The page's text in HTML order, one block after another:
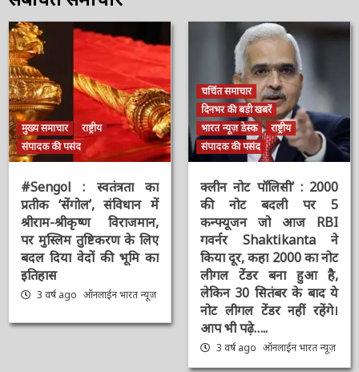
संबंधित समाचार
मुख्य समाचार
राष्ट्रीय
संपादक की पसंद
#Sengol : स्वतंत्रता का
प्रतीक ‘सेंगोल’, संविधान में
श्रीराम-श्रीकृष्ण विराजमान,
पर मुस्लिम तुष्टिकरण के
का इतिहास
चर्चित समाचार
दिनभर की बड़ी खबरें
भारत न्यूज़ डेस्क
राष्ट्रीय
संपादक की पसंद
क्लीन नोट पॉलिसी’ : 2000
की नोट बदली पर 5
कन्फ्यूजन जो आज RBI
गवर्नर Shaktikanta ने
किया दूर, कहा 2000 का
नोट लीगल टेंडर बना हुआ है,
लेकिन 30 सितंबर के बाद ये